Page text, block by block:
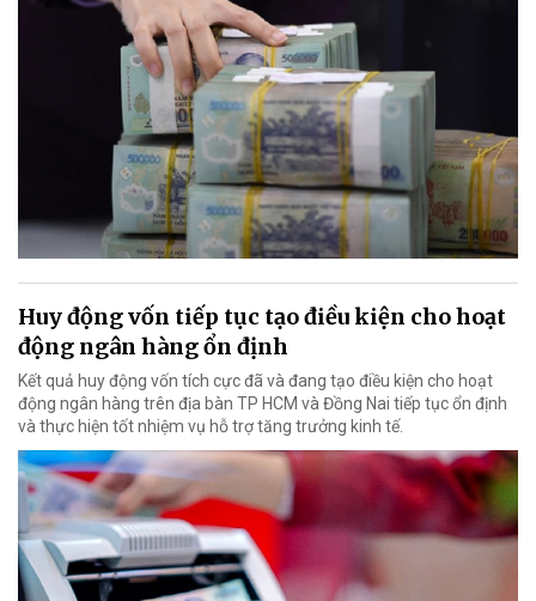
Huy động vốn tiếp tục tạo điều kiện cho hoạt
động ngân hàng ổn định
Kết quả huy động vốn tích cực đã và đang tạo điều kiện cho hoạt
động ngân hàng trên địa bàn TP HCM và Đồng Nai tiếp tục ổn định
và thực hiện tốt nhiệm vụ hỗ trợ tăng trưởng kinh tế.